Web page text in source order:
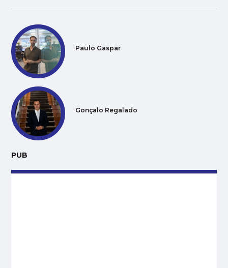
Paulo Gaspar
Gonçalo Regalado
PUB